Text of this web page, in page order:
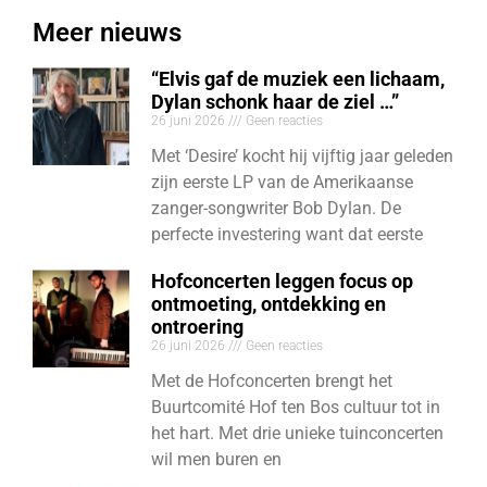
Meer nieuws
“Elvis gaf de muziek een lichaam,
Dylan schonk haar de ziel …”
26 juni 2026 Geen reacties
Met ‘Desire’ kocht hij vijftig jaar geleden
zijn eerste LP van de Amerikaanse
zanger-songwriter Bob Dylan. De
perfecte investering want dat eerste
Hofconcerten leggen focus op
ontmoeting, ontdekking en
ontroering
26 juni 2026 Geen reacties
Met de Hofconcerten brengt het
Buurtcomité Hof ten Bos cultuur tot in
het hart. Met drie unieke tuinconcerten
wil men buren en